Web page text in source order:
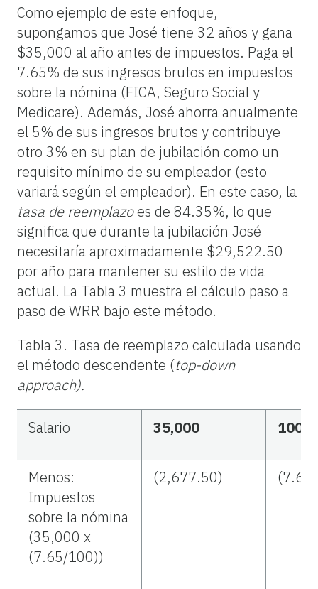
Como ejemplo de este enfoque,
supongamos que José tiene 32 años y gana
$35,000 al año antes de impuestos. Paga el
7.65% de sus ingresos brutos en impuestos
sobre la nómina (FICA, Seguro Social y
Medicare). Además, José ahorra anualmente
el 5% de sus ingresos brutos y contribuye
otro 3% en su plan de jubilación como un
requisito mínimo de su empleador (esto
variará según el empleador). En este caso, la
tasa de reemplazoes de 84.35%, lo que
significa que durante la jubilación José
necesitaría aproximadamente $29,522.50
por año para mantener su estilo de vida
actual. La Tabla 3 muestra el cálculo paso a
paso de WRR bajo este método.
Tabla 3. Tasa de reemplazo calculada usando
el método descendente (top-down
approach).
Salario 35,000 100%
Menos:
Impuestos
sobre la nómina
(35,000 x
(7.65/100))
(2,677.50)